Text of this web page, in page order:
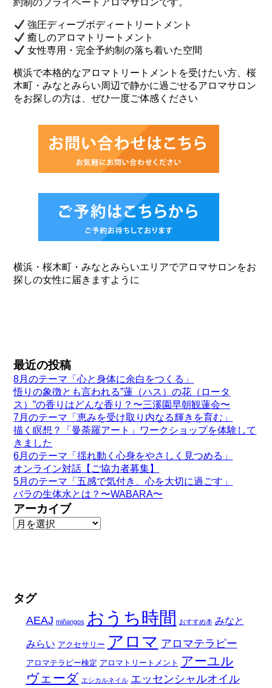
約制のプライベートアロマサロンです。
強圧ディープボディートリートメント
癒しのアロマトリートメント
女性専用・完全予約制の落ち着いた空間
横浜で本格的なアロマトリートメントを受けたい方、桜
木町・みなとみらい周辺で静かに過ごせるアロマサロン
をお探しの方は、ぜひ一度ご体感ください
横浜・桜木町・みなとみらいエリアでアロマサロンをお
探しの女性に届きますように
最近の投稿
8月のテーマ「心と身体に余白をつくる」
悟りの象徴とも言われる”蓮（ハス）の花（ロータ
ス）”の香りはどんな香り？〜三溪園早朝観蓮会〜
7月のテーマ「恵みを受け取り内なる輝きを育む」
描く瞑想？「曼荼羅アート」ワークショップを体験して
きました
6月のテーマ「揺れ動く心身をやさしく見つめる」
オンライン対話【ご協力者募集】
5月のテーマ「五感で気付き、心を大切に過ごす」
バラの生体水とは？〜WABARA〜
アーカイブ
タグ
AEAJ miñangos おうち時間 おすすめ本 みなと
みらい アクセサリー アロマ アロマテラピー
アロマテラピー検定 アロマトリートメント アーユル
ヴェーダ エシカルネイル エッセンシャルオイル